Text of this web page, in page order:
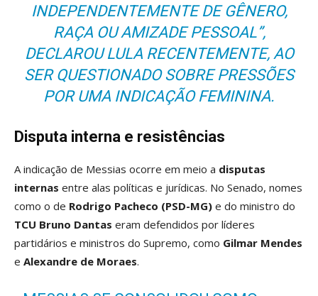
INDEPENDENTEMENTE DE GÊNERO,
RAÇA OU AMIZADE PESSOAL”,
DECLAROU LULA RECENTEMENTE, AO
SER QUESTIONADO SOBRE PRESSÕES
POR UMA INDICAÇÃO FEMININA.
Disputa interna e resistências
A indicação de Messias ocorre em meio a disputas
internas entre alas políticas e jurídicas. No Senado, nomes
como o de Rodrigo Pacheco (PSD-MG) e do ministro do
TCU Bruno Dantas eram defendidos por líderes
partidários e ministros do Supremo, como Gilmar Mendes
e Alexandre de Moraes.